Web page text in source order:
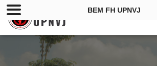
BEM FH UPNVJ